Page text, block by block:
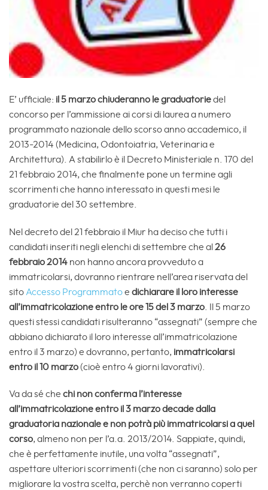
E’ ufficiale: il 5 marzo chiuderanno le graduatoriedel
concorso per l’ammissione ai corsi di laurea a numero
programmato nazionale dello scorso anno accademico, il
2013-2014 (Medicina, Odontoiatria, Veterinaria e
Architettura). A stabilirlo è il Decreto Ministeriale n. 170 del
21 febbraio 2014, che finalmente pone un termine agli
scorrimenti che hanno interessato in questi mesi le
graduatorie del 30 settembre.
Nel decreto del 21 febbraio il Miur ha deciso che tutti i
candidati inseriti negli elenchi di settembre che al 26
febbraio 2014 non hanno ancora provveduto a
immatricolarsi, dovranno rientrare nell’area riservata del
sito Accesso Programmatoe dichiarare il loro interesse
all’immatricolazione entro le ore 15 del 3 marzo . Il 5 marzo
questi stessi candidati risulteranno “assegnati” (sempre che
abbiano dichiarato il loro interesse all’immatricolazione
entro il 3 marzo) e dovranno, pertanto, immatricolarsi
entro il 10 marzo(cioè entro 4 giorni lavorativi).
Va da sé che chi non conferma l’interesse
all’immatricolazione entro il 3 marzo decade dalla
graduatoria nazionale e non potrà più immatricolarsi a quel
corso, almeno non per l’a.a. 2013/2014. Sappiate, quindi,
che è perfettamente inutile, una volta “assegnati”,
aspettare ulteriori scorrimenti (che non ci saranno) solo per
migliorare la vostra scelta, perchè non verranno coperti